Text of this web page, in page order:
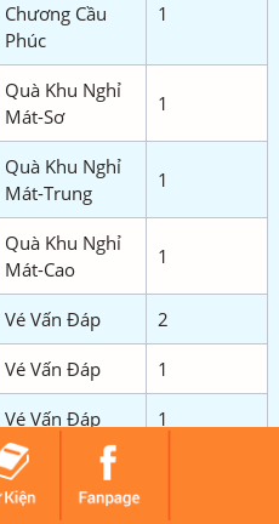
Chương Cầu
Phúc
1
Quà Khu Nghỉ
Mát-Sơ
1
Quà Khu Nghỉ
Mát-Trung
1
Quà Khu Nghỉ
Mát-Cao
1
Vé Vấn Đáp 2
Vé Vấn Đáp 1
Vé Vấn Đáp 1
Đồng Hồ Cát
Tạo Mới